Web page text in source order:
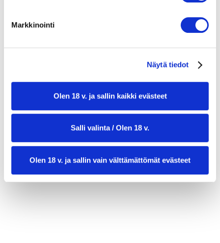
Markkinointi
Näytä tiedot
Olen 18 v. ja sallin kaikki evästeet
Salli valinta / Olen 18 v.
Olen 18 v. ja sallin vain välttämättömät evästeet
50 g fetajuustoa (valinnainen)
1 valkosipulinkynsi, raastettuna
½ tl chiliä tai chiliflakeja
ripaus suolaa